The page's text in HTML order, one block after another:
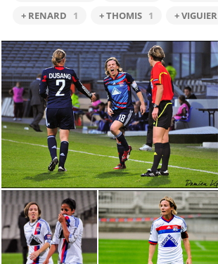
+ RENARD
1 + THOMIS 1 + VIGUIER